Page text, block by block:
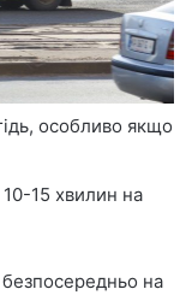
особливо якщо
10-15 хвилин на
на